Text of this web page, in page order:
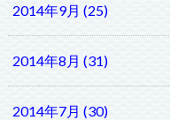
2014年9月 (25)
2014年8月 (31)
2014年7月 (30)